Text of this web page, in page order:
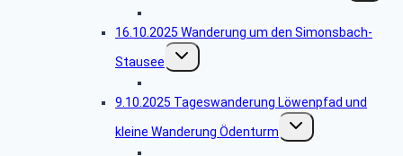
16.10.2025 Wanderung um den Simonsbach-
Stausee
Untermenü
umschalten
9.10.2025 Tageswanderung Löwenpfad und
kleine Wanderung Ödenturm
Untermenü
umschalten